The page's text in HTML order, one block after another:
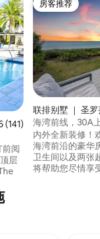
分 4.96 分（满分 5 分）
(141)
阅
层
家
房客推荐
房客推荐
联排别墅 ｜ 圣罗
ta Rosa Beach）
海湾前线，30A
墅
内外全新装修！
海湾前沿的豪华
卫生间以及两张
将帮助您尽情享